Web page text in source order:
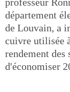
département
de Louvain, a
cuivre utilisée
rendement des
d'économiser